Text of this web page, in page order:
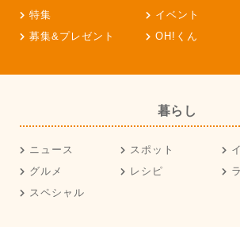
特集
イベント
募集&プレゼント
OH!くん
暮らし
ニュース スポット
グルメ
レシピ
スペシャル